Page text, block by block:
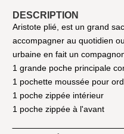
DESCRIPTION
Aristote plié, est un grand
accompagner au quotidien
urbaine en fait un
1 grande poche principale
1 pochette moussée pour
1 poche zippée intérieur
1 poche zippée à l'avant